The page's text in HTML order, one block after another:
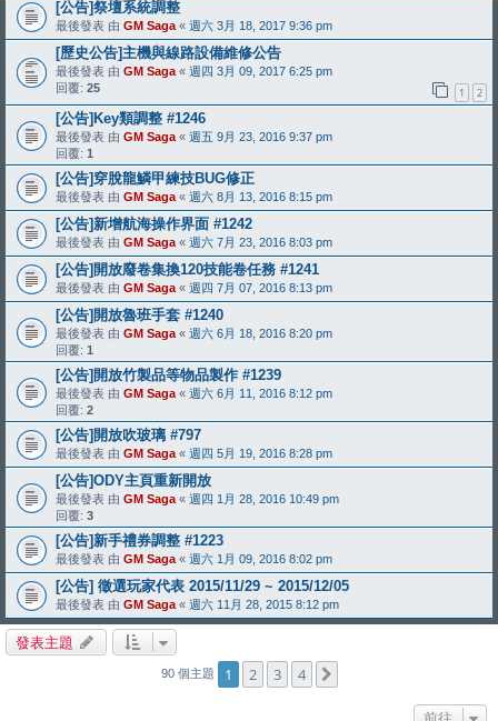
[公告]祭壇系統調整
最後發表 由 GM Saga « 週六 3月 18, 2017 9:36 pm
[歷史公告]主機與線路設備維修公告
最後發表 由 GM Saga « 週四 3月 09, 2017 6:25 pm
回覆: 25 1 2
[公告]Key類調整 #1246
最後發表 由 GM Saga « 週五 9月 23, 2016 9:37 pm
回覆: 1
[公告]穿脫龍鱗甲練技BUG修正
最後發表 由 GM Saga « 週六 8月 13, 2016 8:15 pm
[公告]新增航海操作界面 #1242
最後發表 由 GM Saga « 週六 7月 23, 2016 8:03 pm
[公告]開放廢卷集換120技能卷任務 #1241
最後發表 由 GM Saga « 週四 7月 07, 2016 8:13 pm
[公告]開放魯班手套 #1240
最後發表 由 GM Saga « 週六 6月 18, 2016 8:20 pm
回覆: 1
[公告]開放竹製品等物品製作 #1239
最後發表 由 GM Saga « 週六 6月 11, 2016 8:12 pm
回覆: 2
[公告]開放吹玻璃 #797
最後發表 由 GM Saga « 週四 5月 19, 2016 8:28 pm
[公告]ODY主頁重新開放
最後發表 由 GM Saga « 週四 1月 28, 2016 10:49 pm
回覆: 3
[公告]新手禮券調整 #1223
最後發表 由 GM Saga « 週六 1月 09, 2016 8:02 pm
[公告] 徵選玩家代表 2015/11/29 ~ 2015/12/05
最後發表 由 GM Saga « 週六 11月 28, 2015 8:12 pm
發表主題
90 個主題 1 2 3 4